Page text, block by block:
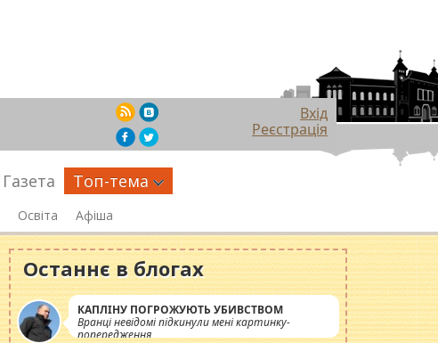
Вхід
Реєстрація
Газета Топ-тема
Освіта Афіша
Останнє в блогах
КАПЛІНУ ПОГРОЖУЮТЬ УБИВСТВОМ
Вранці невідомі підкинули мені картинку-
попередження